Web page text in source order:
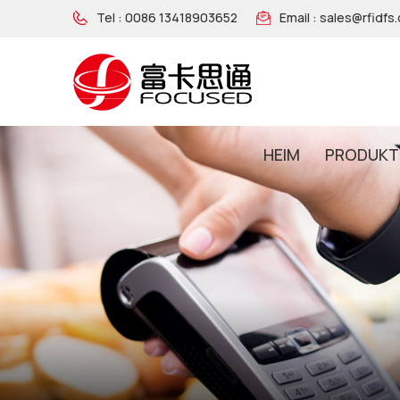
Tel : 0086 13418903652 Email :
HEIM